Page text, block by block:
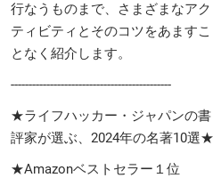
行なうものまで、さまざまなアク
ティビティとそのコツをあますこ
となく紹介します。
---------------------------------------------
★ライフハッカー・ジャパンの書
評家が選ぶ、2024年の名著10選★
★Amazonベストセラー１位